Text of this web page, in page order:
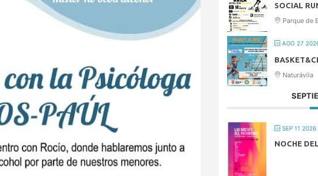
SOCIAL
Parque de
AGO 27
Naturávila
SEP 11 2026
NOCHE